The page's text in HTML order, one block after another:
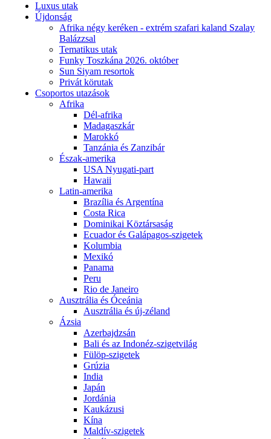
Luxus utak
Újdonság
Afrika négy keréken - extrém szafari kaland Szalay
Balázzsal
Tematikus utak
Funky Toszkána 2026. október
Sun Siyam resortok
Privát körutak
Csoportos utazások
Afrika
Dél-afrika
Madagaszkár
Marokkó
Tanzánia és Zanzibár
Észak-amerika
USA Nyugati-part
Hawaii
Latin-amerika
Brazília és Argentína
Costa Rica
Dominikai Köztársaság
Ecuador és Galápagos-szigetek
Kolumbia
Mexikó
Panama
Peru
Rio de Janeiro
Ausztrália és Óceánia
Ausztrália és új-zéland
Ázsia
Azerbajdzsán
Bali és az Indonéz-szigetvilág
Fülöp-szigetek
Grúzia
India
Japán
Jordánia
Kaukázusi
Kína
Maldív-szigetek